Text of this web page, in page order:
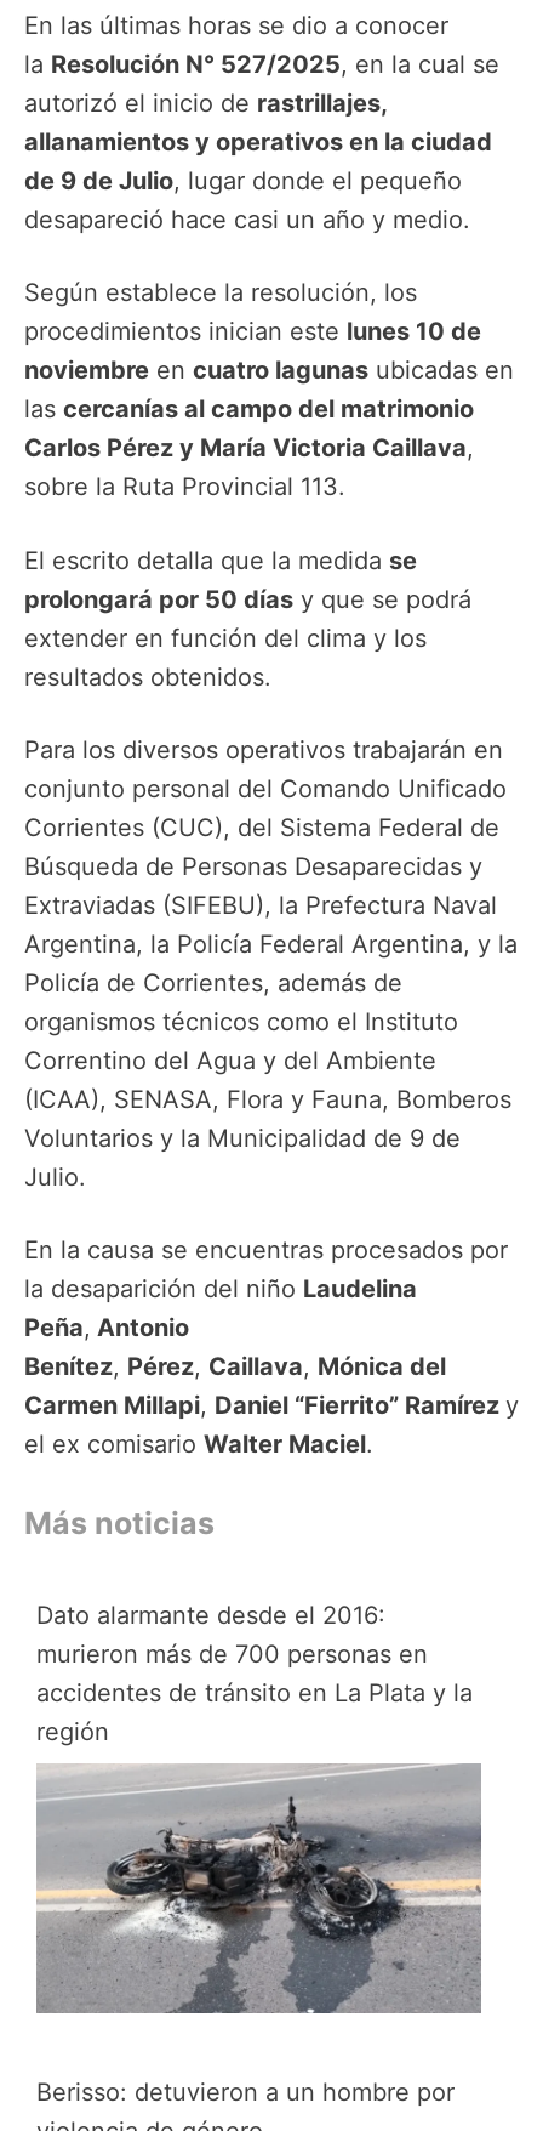
En las últimas horas se dio a conocer
la Resolución N° 527/2025, en la cual se
autorizó el inicio de rastrillajes,
allanamientos y operativos en la ciudad
de 9 de Julio, lugar donde el pequeño
desapareció hace casi un año y medio.
Según establece la resolución, los
procedimientos inician este lunes 10 de
noviembre en cuatro lagunas ubicadas en
las cercanías al campo del matrimonio
Carlos Pérez y María Victoria Caillava,
sobre la Ruta Provincial 113.
El escrito detalla que la medida se
prolongará por 50 días y que se podrá
extender en función del clima y los
resultados obtenidos.
Para los diversos operativos trabajarán en
conjunto personal del Comando Unificado
Corrientes (CUC), del Sistema Federal de
Búsqueda de Personas Desaparecidas y
Extraviadas (SIFEBU), la Prefectura Naval
Argentina, la Policía Federal Argentina, y la
Policía de Corrientes, además de
organismos técnicos como el Instituto
Correntino del Agua y del Ambiente
(ICAA), SENASA, Flora y Fauna, Bomberos
Voluntarios y la Municipalidad de 9 de
Julio.
En la causa se encuentras procesados por
la desaparición del niño Laudelina
Peña, Antonio
Benítez, Pérez, Caillava, Mónica del
Carmen Millapi, Daniel “Fierrito” Ramírez y
el ex comisario Walter Maciel.
Más noticias
Dato alarmante desde el 2016:
murieron más de 700 personas en
accidentes de tránsito en La Plata y la
región
Berisso: detuvieron a un hombre por